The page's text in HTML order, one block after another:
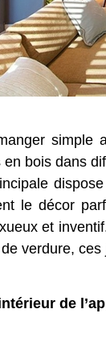
simple
bois dans
le décor
et
verdure,
de